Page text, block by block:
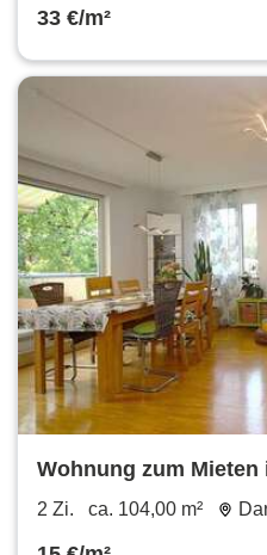
33 €/m²
Wohnung zum Mieten
104 m²
2 Zi. ca. 104,00 m²